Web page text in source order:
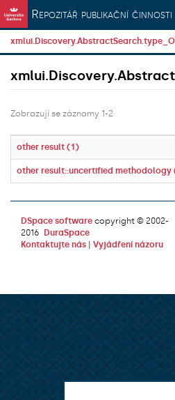
Přeskočit na obsah
Repozitář publikační činnosti
Zobrazují se záznamy 1-2
other result (1)
other result::uncertified methodology
DSpace software copyright © 2002-
2016
DuraSpace
Kontaktujte nás
Vyjádření názoru